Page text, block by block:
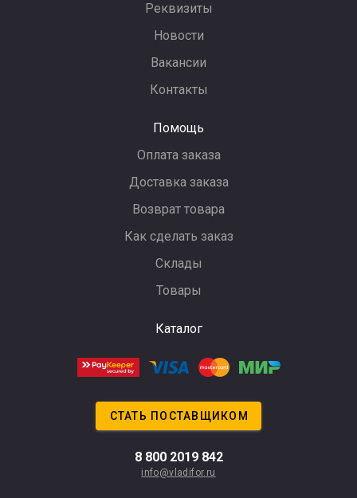
Реквизиты
Новости
Вакансии
Контакты
Помощь
Оплата заказа
Доставка заказа
Возврат товара
Как сделать заказ
Склады
Товары
Каталог
СТАТЬ ПОСТАВЩИКОМ
8 800 2019 842
info@vladifor.ru